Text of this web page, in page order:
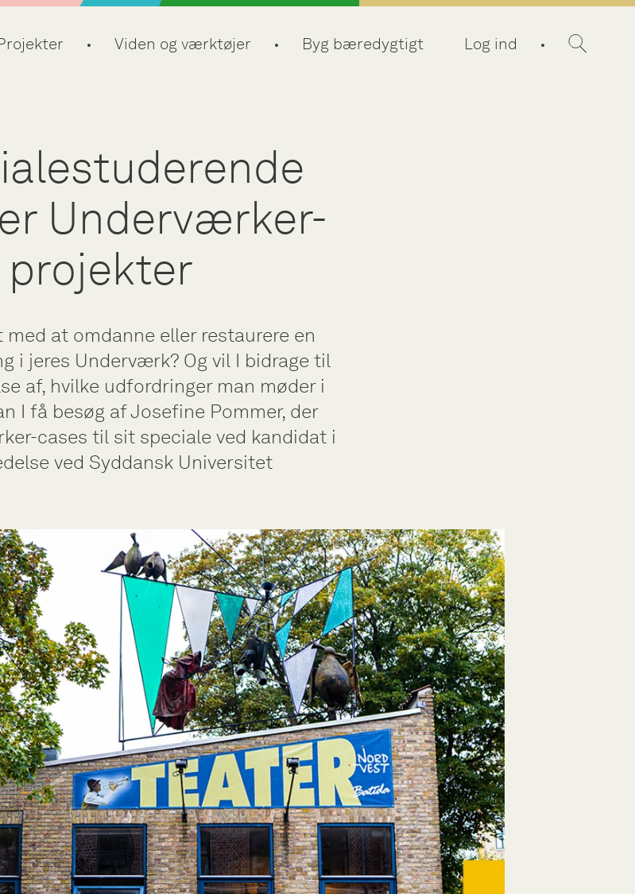
Viden og værktøjer Byg bæredygtigt Log ind
Underværker-
projekter
med at omdanne eller restaurere en
i jeres Underværk? Og vil I bidrage til
af, hvilke udfordringer man møder i
I få besøg af Josefine Pommer, der
cases til sit speciale ved kandidat i
ved Syddansk Universitet